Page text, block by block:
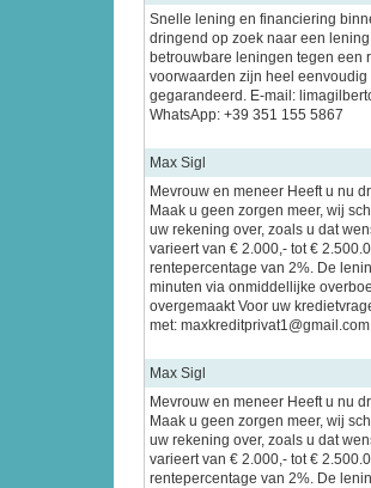
Snelle lening en financiering
dringend op zoek naar een
betrouwbare leningen tegen een
voorwaarden zijn heel
gegarandeerd. E-mail:
WhatsApp: +39 351 155 5867
Max Sigl
Mevrouw en meneer Heeft u nu
Maak u geen zorgen meer, wij
uw rekening over, zoals u dat
varieert van € 2.000,- tot €
rentepercentage van 2%. De
minuten via onmiddellijke
overgemaakt Voor uw
met:
Max Sigl
Mevrouw en meneer Heeft u nu
Maak u geen zorgen meer, wij
uw rekening over, zoals u dat
varieert van € 2.000,- tot €
rentepercentage van 2%. De